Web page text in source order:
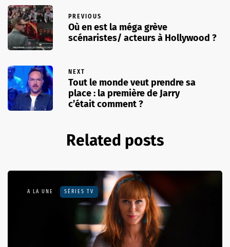
PREVIOUS
Où en est la méga grève
scénaristes/ acteurs à Hollywood ?
NEXT
Tout le monde veut prendre sa
place : la première de Jarry
c’était comment ?
Related posts
A LA UNE SÉRIES TV